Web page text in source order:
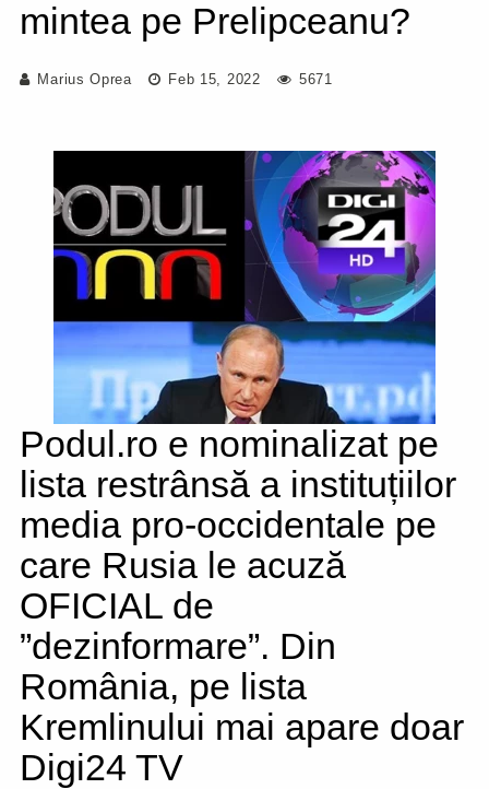
mintea pe Prelipceanu?
Marius Oprea Feb 15, 2022 5671
Podul.ro e nominalizat pe
lista restrânsă a instituțiilor
media pro-occidentale pe
care Rusia le acuză
OFICIAL de
”dezinformare”. Din
România, pe lista
Kremlinului mai apare doar
Digi24 TV